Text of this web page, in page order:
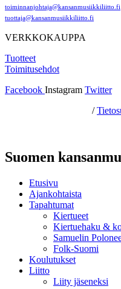
toiminnanjohtaja@kansanmusiikkiliitto.fi
tuottaja@kansanmusiikkiliitto.fi
VERKKOKAUPPA
Tuotteet
Toimitusehdot
Facebook Instagram Twitter
/
Suomen
Etusivu
Ajankohtaista
Tapahtumat
Kiertueet
Kiertuehaku &
Samuelin
Folk-Suomi
Koulutukset
Liitto
Liity jäseneksi